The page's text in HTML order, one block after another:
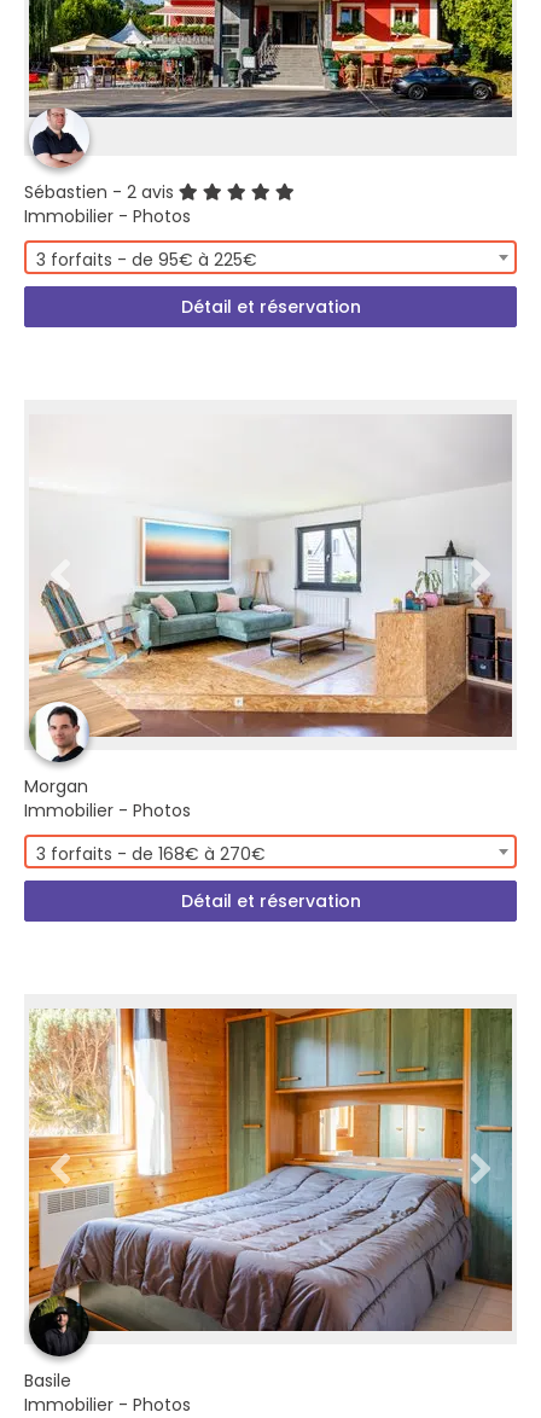
Sébastien - 2 avis
Immobilier - Photos
3 forfaits - de 95€ à 225€
Détail et réservation
Morgan
Immobilier - Photos
3 forfaits - de 168€ à 270€
Détail et réservation
Basile
Immobilier - Photos